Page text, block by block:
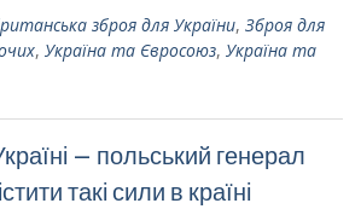
зброя для України, Зброя для
, Україна та Євросоюз, Україна та
– польський генерал
такі сили в країні